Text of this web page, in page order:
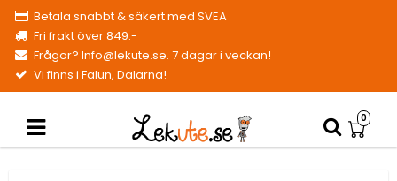
Betala snabbt & säkert med SVEA
Fri frakt över 849:-
Frågor? Info@lekute.se. 7 dagar i veckan!
Vi finns i Falun, Dalarna!
0